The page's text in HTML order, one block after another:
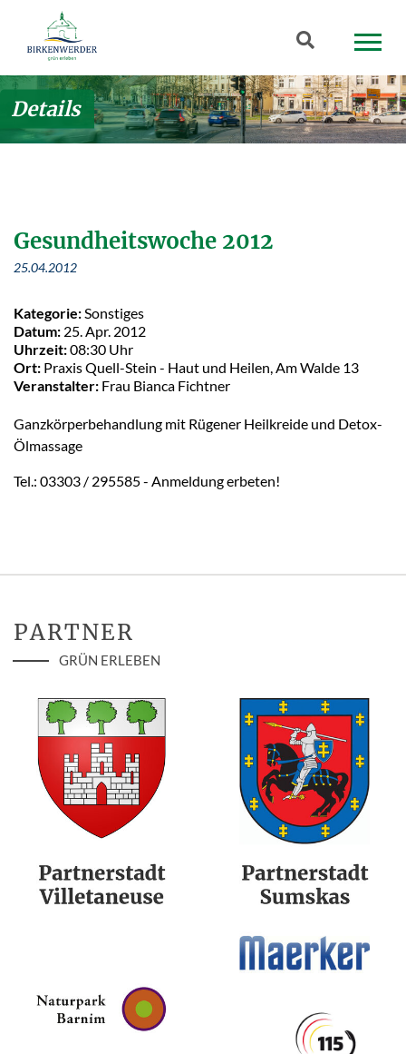
Zum Hauptinhalt springen
Suchbegriff
Details
Gesundheitswoche 2012
25.04.2012
Kategorie: Sonstiges
Datum: 25. Apr. 2012
Uhrzeit:08:30 Uhr
Ort: Praxis Quell-Stein - Haut und Heilen, Am Walde 13
Veranstalter: Frau Bianca Fichtner
Ganzkörperbehandlung mit Rügener Heilkreide und Detox-
Ölmassage
Tel.: 03303 / 295585 - Anmeldung erbeten!
PARTNER
GRÜN ERLEBEN